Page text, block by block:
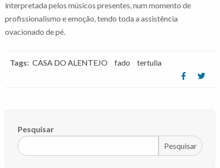
interpretada pelos músicos presentes, num momento de
profissionalismo e emoção, tendo toda a assistência
ovacionado de pé.
Tags: CASA DO ALENTEJO fado tertulia
Pesquisar
Pesquisar